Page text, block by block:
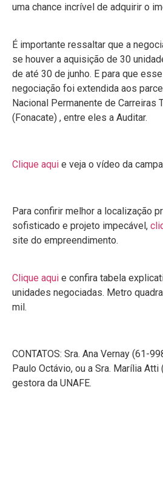
uma chance incrível de adquirir o
É importante ressaltar que a
se houver a aquisição de 30
de até 30 de junho. E para que
negociação foi extendida aos
Nacional Permanente de Carreiras
(Fonacate) , entre eles a Auditar.
Clique aqui e veja o vídeo da
Para confirir melhor a localização
sofisticado e projeto impecável,
site do empreendimento.
Clique aqui e confira tabela
unidades negociadas. Metro
mil.
CONTATOS: Sra. Ana Vernay (61-
Paulo Octávio, ou a Sra. Marília
gestora da UNAFE.